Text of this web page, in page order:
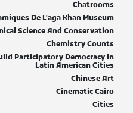
Chatrooms
De L'aga Khan Museum
Science And Conservation
Chemistry Counts
Participatory Democracy In
Latin American Cities
Chinese Art
Cinematic Cairo
Cities